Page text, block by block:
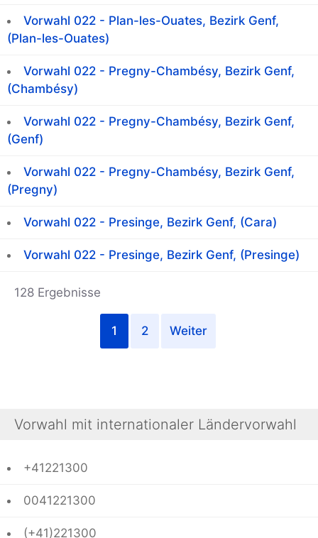
Vorwahl 022 - Plan-les-Ouates, Bezirk Genf,
(Plan-les-Ouates)
Vorwahl 022 - Pregny-Chambésy, Bezirk Genf,
(Chambésy)
Vorwahl 022 - Pregny-Chambésy, Bezirk Genf,
(Genf)
Vorwahl 022 - Pregny-Chambésy, Bezirk Genf,
(Pregny)
Vorwahl 022 - Presinge, Bezirk Genf, (Cara)
Vorwahl 022 - Presinge, Bezirk Genf, (Presinge)
128 Ergebnisse
1 2 Weiter
Vorwahl mit internationaler Ländervorwahl
+41221300
0041221300
(+41)221300